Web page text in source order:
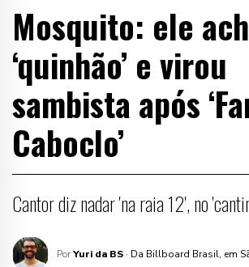
Mosquito: ele
‘quinhão’ e virou
sambista após
Caboclo’
Cantor diz nadar 'na raia 12', no
PorYuri da BS · Da Billboard Brasil, em